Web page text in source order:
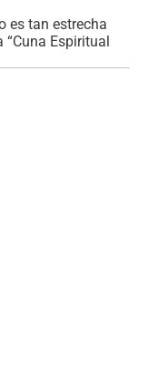
es tan estrecha
Espiritual